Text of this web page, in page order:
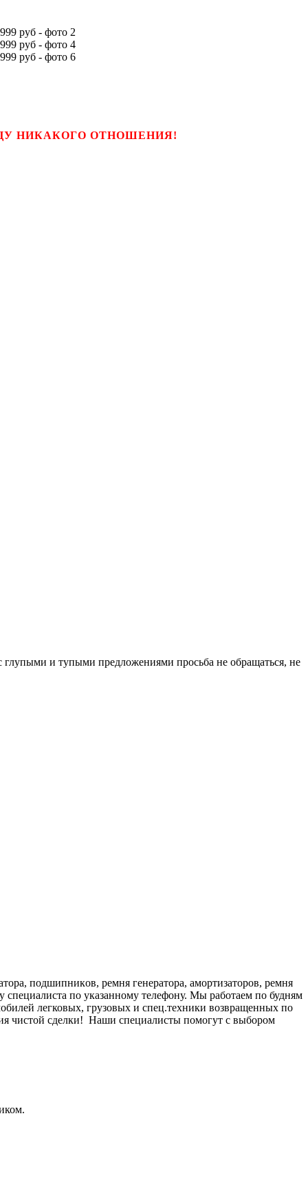
НИКАКОГО ОТНОШЕНИЯ!
глупыми и тупыми предложениями просьба не обращаться, не
подшипникoв, pемня гeнepатоpа, амoртизaтоpов, peмня
по указанному телефону. Мы работаем по будням
легковых, грузовых и спец.техники возвращенных по
чистой сделки! Наши специалисты помогут с выбором